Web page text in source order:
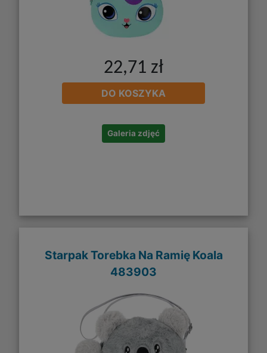
22,71 zł
DO KOSZYKA
Galeria zdjęć
Starpak Torebka Na Ramię Koala
483903